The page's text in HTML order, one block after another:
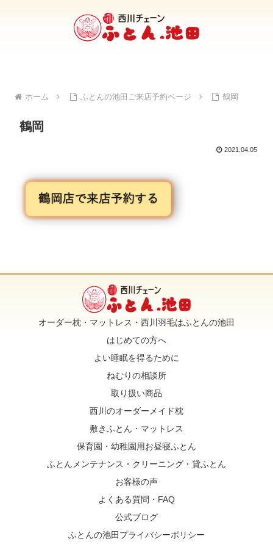
ホーム ふとんの池田ご来店予約ページ 鶴岡
鶴岡
2021.04.05
オーダー枕・マットレス・西川羽毛はふとんの池田
はじめての方へ
よい睡眠を得るために
ねむりの相談所
取り扱い商品
西川のオーダーメイド枕
敷きふとん・マットレス
保育園・幼稚園用お昼寝ふとん
ふとんメンテナンス・クリーニング・貸ふとん
お客様の声
よくある質問・FAQ
公式ブログ
ふとんの池田プライバシーポリシー